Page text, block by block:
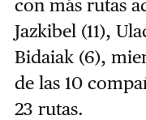
con más rutas
Jazkibel (11),
Bidaiak (6),
de las 10
23 rutas.